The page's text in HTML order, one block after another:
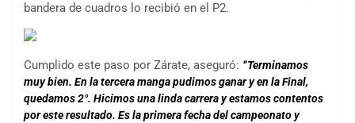
bandera de cuadros lo recibió en el P2.
Cumplido este paso por Zárate, aseguró: “Terminamos
muy bien. En la tercera manga pudimos ganar y en la Final,
quedamos 2°. Hicimos una linda carrera y estamos contentos
por este resultado. Es la primera fecha del campeonato y